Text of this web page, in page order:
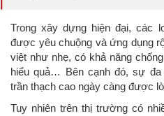
Trong xây dựng hiện đại, các
được yêu chuộng và ứng dụng
việt như nhẹ, có khả năng
hiểu quả… Bên cạnh đó, sự
trần thạch cao ngày càng được
Tuy nhiên trên thị trường có